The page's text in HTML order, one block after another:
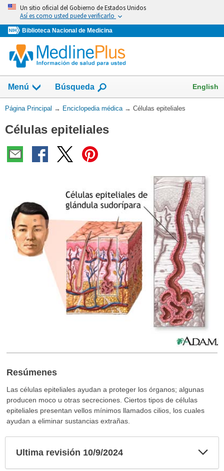
Omita
vaya
al
Contenido
Un sitio oficial del Gobierno de Estados Unidos
Así es como usted puede verificarlo
Biblioteca Nacional de Medicina
Menú Búsqueda English
Usted
aquí:
Página Principal → Enciclopedia médica → Células epiteliales
Células epiteliales
Resúmenes
Las células epiteliales ayudan a proteger los órganos; algunas
producen moco u otras secreciones. Ciertos tipos de células
epiteliales presentan vellos mínimos llamados cilios, los cuales
ayudan a eliminar sustancias extrañas.
Ultima revisión 10/9/2024